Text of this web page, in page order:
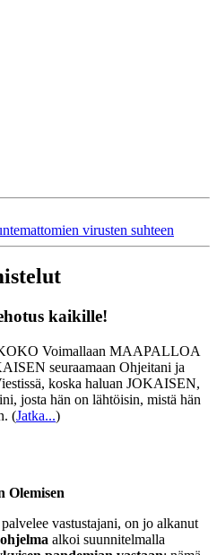
virusten suhteen
kaikille!
Voimallaan MAAPALLOA
seuraamaan Ohjeitani ja
koska haluan JOKAISEN,
josta hän on lähtöisin, mistä hän
(Jatka...)
Olemisen
vastustajani, on jo alkanut
alkoi suunnitelmalla